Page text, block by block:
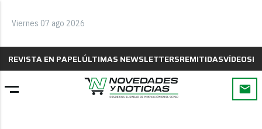
Viernes 07 ago 2026
REVISTA EN PAPELÚLTIMAS NEWSLETTERSREMITIDASVÍDEOS